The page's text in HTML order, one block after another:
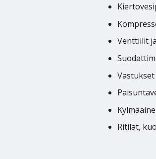
Venttiilit
Vastukset
Ritilät,